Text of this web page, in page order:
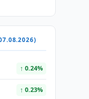
↑ 0.24%
↑ 0.23%